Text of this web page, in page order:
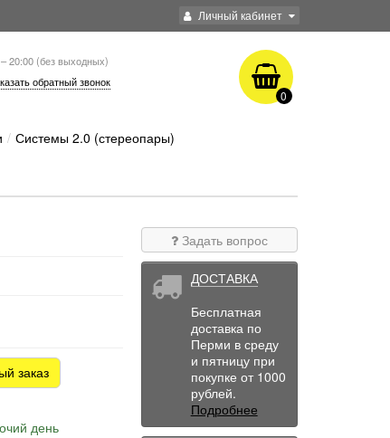
Личный кабинет
20:00 (без выходных)
обратный звонок
0
Системы 2.0 (стереопары)
заказ
день
Задать вопрос
ДОСТАВКА
Бесплатная
доставка по
Перми в среду
и пятницу при
покупке от 1000
рублей.
Подробнее